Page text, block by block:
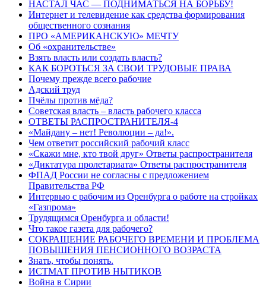
НАСТАЛ ЧАС — ПОДНИМАТЬСЯ НА БОРЬБУ!
Интернет и телевидение как средства формирования
общественного сознания
ПРО «АМЕРИКАНСКУЮ» МЕЧТУ
Об «охранительстве»
Взять власть или создать власть?
КАК БОРОТЬСЯ ЗА СВОИ ТРУДОВЫЕ ПРАВА
Почему прежде всего рабочие
Адский труд
Пчёлы против мёда?
Советская власть – власть рабочего класса
ОТВЕТЫ РАСПРОСТРАНИТЕЛЯ-4
«Майдану – нет! Революции – да!».
Чем ответит российский рабочий класс
«Скажи мне, кто твой друг» Ответы распространителя
«Диктатура пролетариата» Ответы распространителя
ФПАД России не согласны с предложением
Правительства РФ
Интервью с рабочим из Оренбурга о работе на стройках
«Газпрома»
Трудящимся Оренбурга и области!
Что такое газета для рабочего?
СОКРАЩЕНИЕ РАБОЧЕГО ВРЕМЕНИ И ПРОБЛЕМА
ПОВЫШЕНИЯ ПЕНСИОННОГО ВОЗРАСТА
Знать, чтобы понять.
ИСТМАТ ПРОТИВ НЫТИКОВ
Война в Сирии